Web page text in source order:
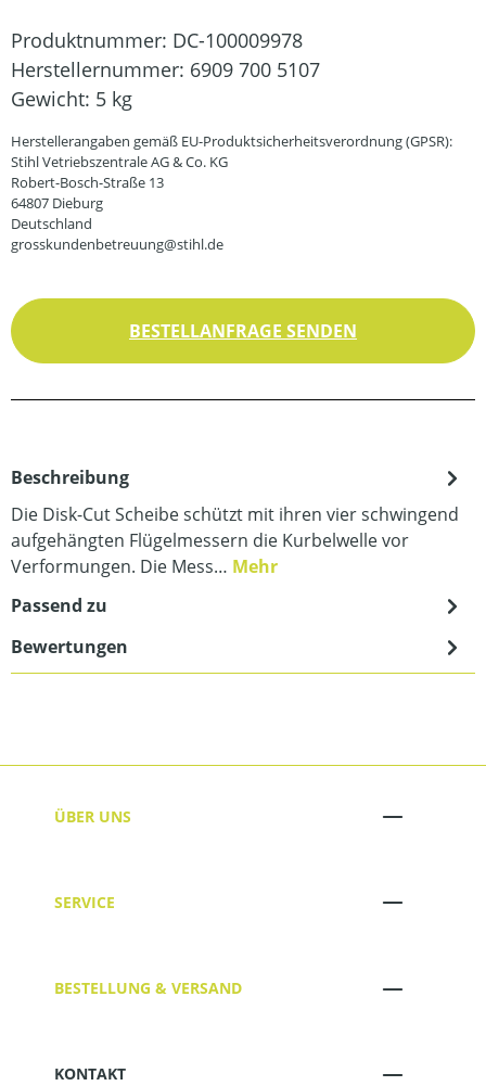
Produktnummer: DC-100009978
Herstellernummer: 6909 700 5107
Gewicht: 5 kg
Herstellerangaben gemäß EU-Produktsicherheitsverordnung (GPSR):
Stihl Vetriebszentrale AG & Co. KG
Robert-Bosch-Straße 13
64807 Dieburg
Deutschland
grosskundenbetreuung@stihl.de
BESTELLANFRAGE SENDEN
Beschreibung
Die Disk-Cut Scheibe schützt mit ihren vier schwingend
aufgehängten Flügelmessern die Kurbelwelle vor
Verformungen. Die Mess… Mehr
Passend zu
Bewertungen
ÜBER UNS
SERVICE
BESTELLUNG & VERSAND
KONTAKT